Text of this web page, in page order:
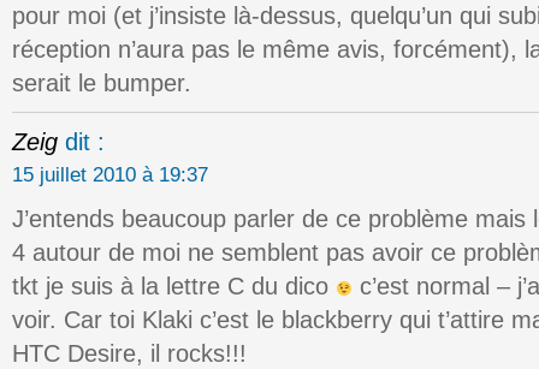
pour moi (et j’insiste là-dessus, quelqu’un qui
réception n’aura pas le même avis, forcément),
serait le bumper.
Zeig dit :
15 juillet 2010 à 19:37
J’entends beaucoup parler de ce problème mais
4 autour de moi ne semblent pas avoir ce
tkt je suis à la lettre C du dico
c’est normal –
voir. Car toi Klaki c’est le blackberry qui t’attire
HTC Desire, il rocks!!!